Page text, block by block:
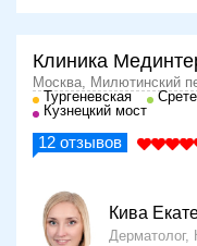
Клиника
Москва, Милютинский
Тургеневская
Кузнецкий мост
12 отзывов
Кива
Дерматолог,